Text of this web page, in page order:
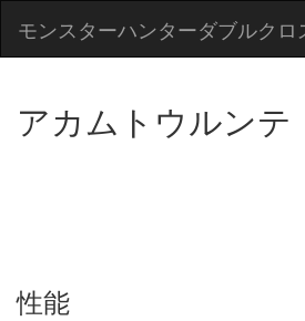
モンスターハンターダブルクロ
アカムトウルンテ
性能